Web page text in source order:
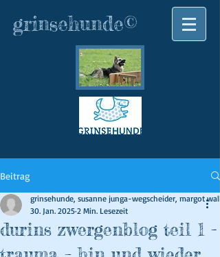
grinsehunde©
Beitrag
durins zwergenblog teil 1 -
grinsehunde, susanne junga-wegscheider, margot
30. Jan. 2025 2 Min. Lesezeit